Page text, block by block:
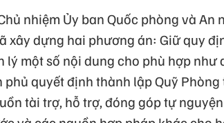
nhiệm Ủy ban Quốc phòng và
xây dựng hai phương án: Giữ quy
lý một số nội dung cho phù hợp
quyết định thành lập Quỹ
tài trợ, hỗ trợ, đóng góp tự